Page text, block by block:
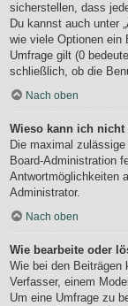
sicherstellen, dass
Du kannst auch unter
wie viele Optionen ein
Umfrage gilt (0
schließlich, ob die
Nach oben
Wieso kann ich
Die maximal
Board-Administration
Antwortmöglichkeiten
Administrator.
Nach oben
Wie bearbeite oder
Wie bei den Beiträgen
Verfasser, einem
Um eine Umfrage zu